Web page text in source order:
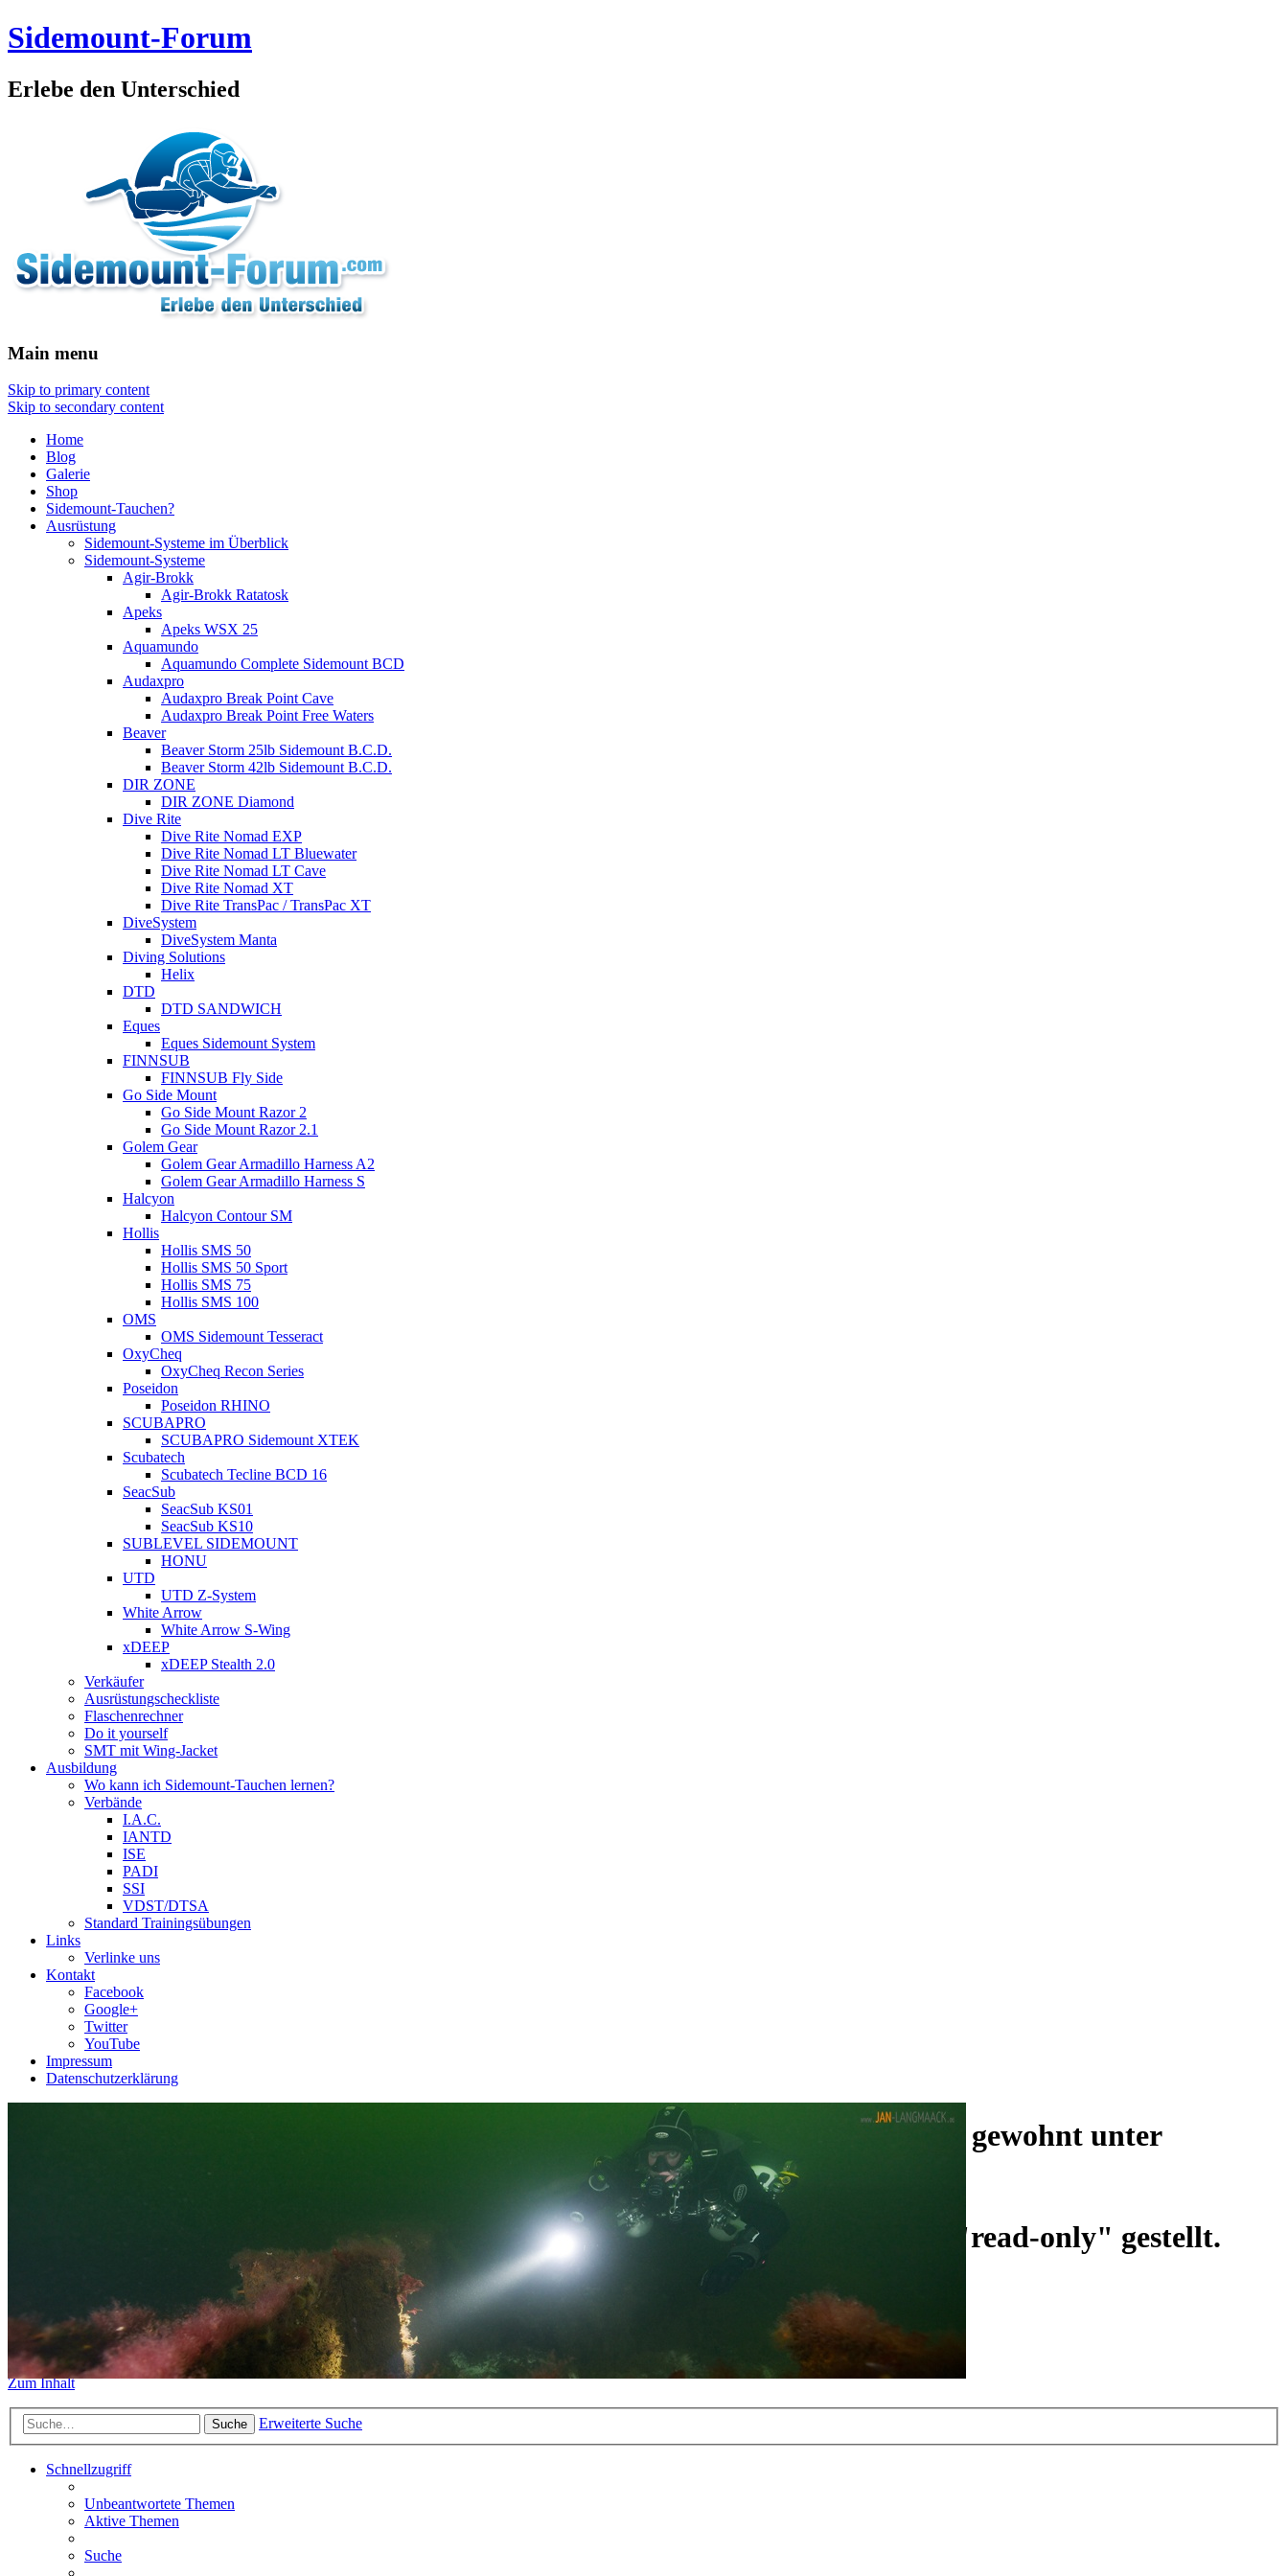
Sidemount-Forum
Erlebe den Unterschied
Main menu
Skip to primary content
Skip to secondary content
Home
Blog
Galerie
Shop
Sidemount-Tauchen?
Ausrüstung
Sidemount-Systeme im Überblick
Sidemount-Systeme
Agir-Brokk
Agir-Brokk Ratatosk
Apeks
Apeks WSX 25
Aquamundo
Aquamundo Complete Sidemount BCD
Audaxpro
Audaxpro Break Point Cave
Audaxpro Break Point Free Waters
Beaver
Beaver Storm 25lb Sidemount B.C.D.
Beaver Storm 42lb Sidemount B.C.D.
DIR ZONE
DIR ZONE Diamond
Dive Rite
Dive Rite Nomad EXP
Dive Rite Nomad LT Bluewater
Dive Rite Nomad LT Cave
Dive Rite Nomad XT
Dive Rite TransPac / TransPac XT
DiveSystem
DiveSystem Manta
Diving Solutions
Helix
DTD
DTD SANDWICH
Eques
Eques Sidemount System
FINNSUB
FINNSUB Fly Side
Go Side Mount
Go Side Mount Razor 2
Go Side Mount Razor 2.1
Golem Gear
Golem Gear Armadillo Harness A2
Golem Gear Armadillo Harness S
Halcyon
Halcyon Contour SM
Hollis
Hollis SMS 50
Hollis SMS 50 Sport
Hollis SMS 75
Hollis SMS 100
OMS
OMS Sidemount Tesseract
OxyCheq
OxyCheq Recon Series
Poseidon
Poseidon RHINO
SCUBAPRO
SCUBAPRO Sidemount XTEK
Scubatech
Scubatech Tecline BCD 16
SeacSub
SeacSub KS01
SeacSub KS10
SUBLEVEL SIDEMOUNT
HONU
UTD
UTD Z-System
White Arrow
White Arrow S-Wing
xDEEP
xDEEP Stealth 2.0
Verkäufer
Ausrüstungscheckliste
Flaschenrechner
Do it yourself
SMT mit Wing-Jacket
Ausbildung
Wo kann ich Sidemount-Tauchen lernen?
Verbände
I.A.C.
IANTD
ISE
PADI
SSI
VDST/DTSA
Standard Trainingsübungen
Links
Verlinke uns
Kontakt
Facebook
Google+
Twitter
YouTube
Impressum
Datenschutzerklärung
Das Sidemount-Forum ist auf ein neues Forensystem umgezogen und wie gewohnt unter
erreichbar.
Das alte Forum hier existiert nur aufgrund deralten Galerie
und ist auf "read-only" gestellt.
Sidemount-Forum
Erlebe den Unterschied
Zum Inhalt
Suche Erweiterte Suche
Schnellzugriff
Unbeantwortete Themen
Aktive Themen
Suche